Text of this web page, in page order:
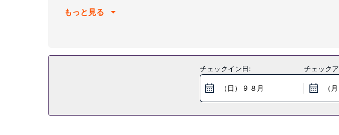
が備わっています。42 インチの薄型テレビでケーブルをご覧いただけるほか、WiFi (
パートスタイルホテルでは、WiFi (無料)、コンシェルジュ サービス、宴会場をご利用い
お食事にはレストランや、このアパートスタイルホテルにある コーヒーショップ /
もっと見る
チェックイン日:
（日） 9 ８月
チェック
（